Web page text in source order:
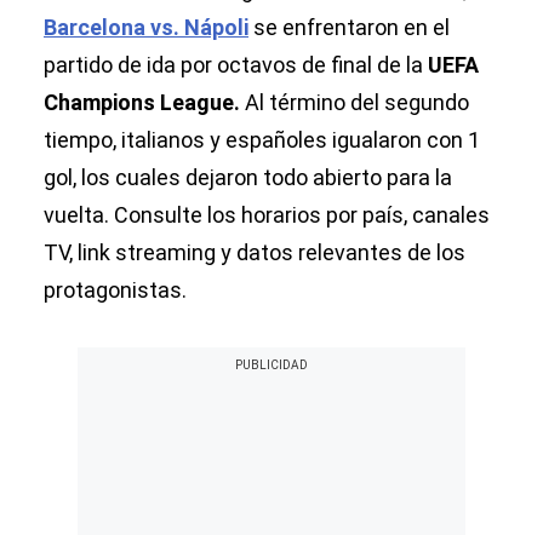
Barcelona vs. Nápoli se enfrentaron en el
partido de ida por octavos de final de la UEFA
Champions League. Al término del segundo
tiempo, italianos y españoles igualaron con 1
gol, los cuales dejaron todo abierto para la
vuelta. Consulte los horarios por país, canales
TV, link streaming y datos relevantes de los
protagonistas.